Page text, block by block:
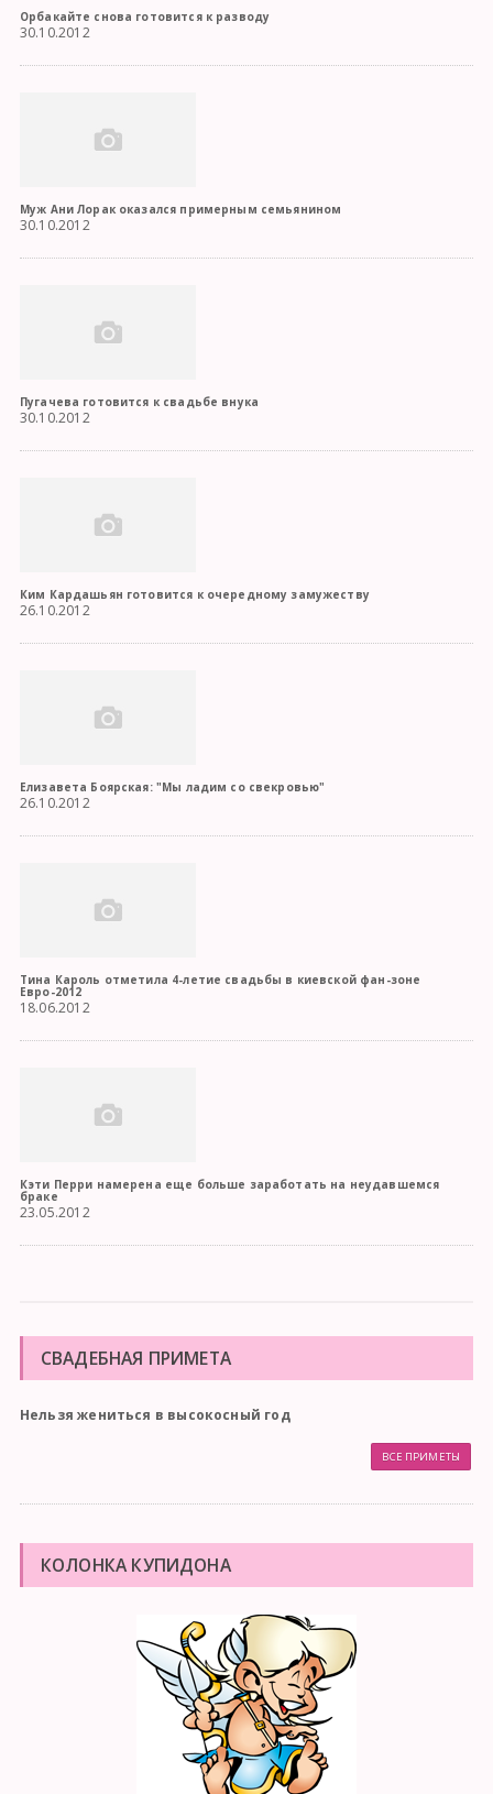
Орбакайте снова готовится к разводу
30.10.2012
Муж Ани Лорак оказался примерным семьянином
30.10.2012
Пугачева готовится к свадьбе внука
30.10.2012
Ким Кардашьян готовится к очередному замужеству
26.10.2012
Елизавета Боярская: "Мы ладим со свекровью"
26.10.2012
Тина Кароль отметила 4-летие свадьбы в киевской фан-зоне
Евро-2012
18.06.2012
Кэти Перри намерена еще больше заработать на неудавшемся
браке
23.05.2012
СВАДЕБНАЯ ПРИМЕТА
Нельзя жениться в высокосный год
ВСЕ ПРИМЕТЫ
КОЛОНКА КУПИДОНА